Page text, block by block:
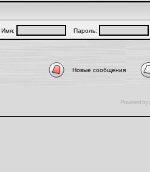
Имя: Пароль:
Новые сообщения
Powered by